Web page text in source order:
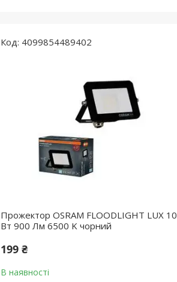
4099854489402
Прожектор OSRAM FLOODLIGHT LUX 10
Вт 900 Лм 6500 K чорний
199 ₴
В наявності